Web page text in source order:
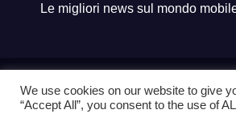
Le migliori news sul mondo
Proudly powered by WordPress|Tema:
We use cookies on our website to give
“Accept All”, you consent to the use of